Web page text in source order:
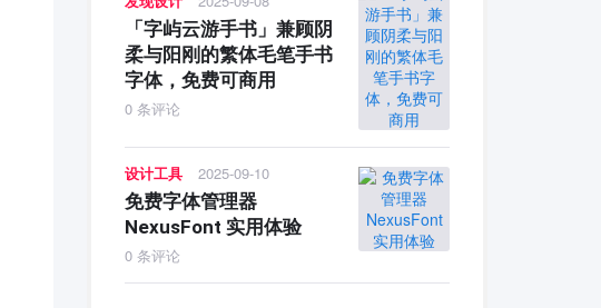
「字屿云游手书」兼顾阴
柔与阳刚的繁体毛笔手书
字体，免费可商用
0 条评论
设计工具 2025-09-10
免费字体管理器
NexusFont 实用体验
0 条评论